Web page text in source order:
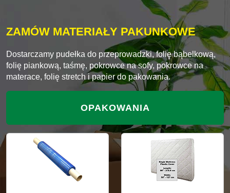
ZAMÓW MATERIAŁY PAKUNKOWE
Dostarczamy pudełka do przeprowadzki, folię bąbelkową,
folię piankową, taśmę, pokrowce na sofy, pokrowce na
materace, folię stretch i papier do pakowania.
OPAKOWANIA